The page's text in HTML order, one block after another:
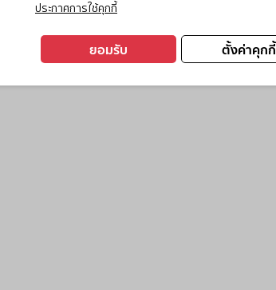
ประกาศการใช้คุกกี้
ตั้งค่าคุกกี้
ยอมรับ